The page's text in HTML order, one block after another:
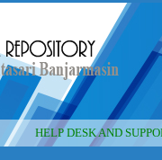
HELP DESK AND